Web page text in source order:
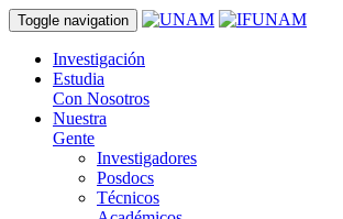
Toggle navigation
Investigación
Estudia
Con Nosotros
Nuestra
Gente
Investigadores
Posdocs
Técnicos